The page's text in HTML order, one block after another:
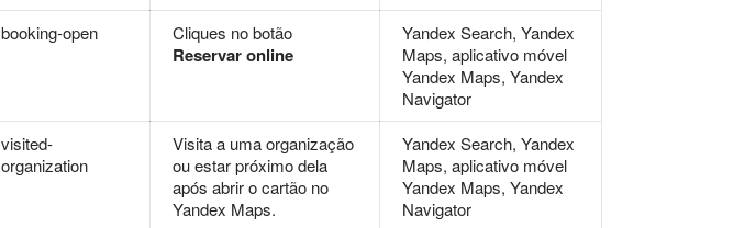
booking-open Cliques no botão
Reservar online
Yandex Search, Yandex
Maps, aplicativo móvel
Yandex Maps, Yandex
Navigator
visited-
organization
Visita a uma organização
ou estar próximo dela
após abrir o cartão no
Yandex Maps.
Yandex Search, Yandex
Maps, aplicativo móvel
Yandex Maps, Yandex
Navigator